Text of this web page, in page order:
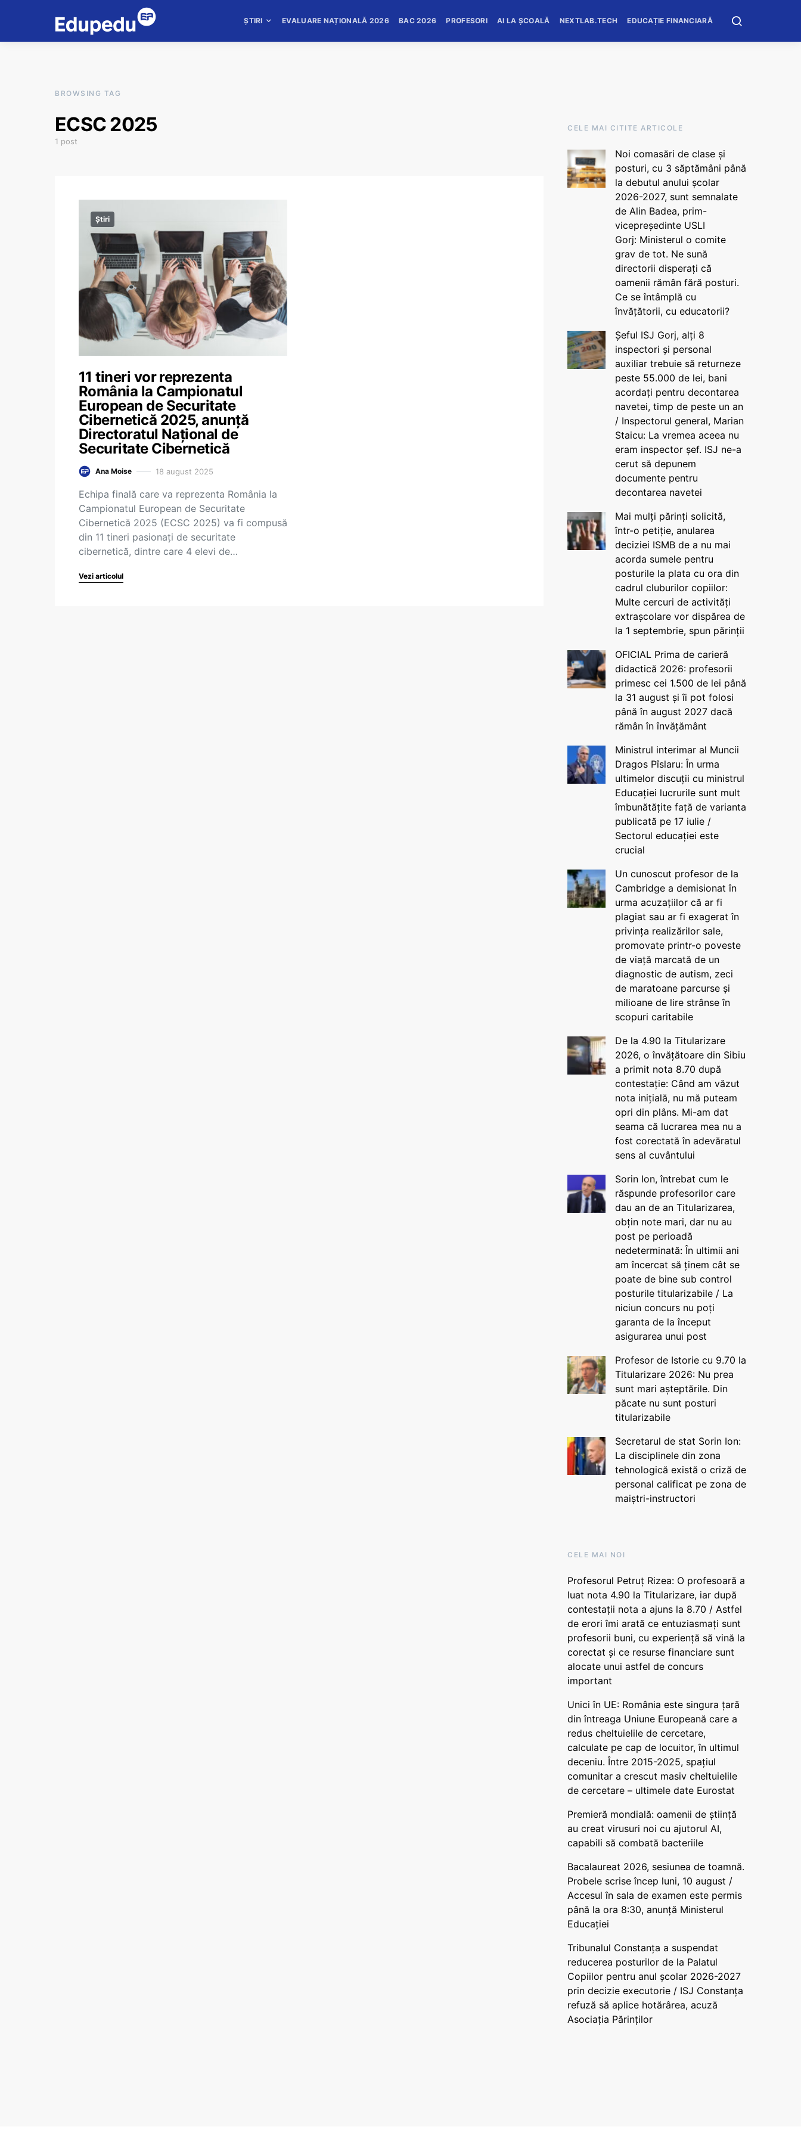
ȘTIRI EVALUARE NAȚIONALĂ 2026 BAC 2026 PROFESORI AI LA ȘCOALĂ NEXTLAB.TECH EDUCAȚIE FINANCIARĂ
BROWSING TAG
ECSC 2025
1 post
Știri
11 tineri vor reprezenta
România la Campionatul
European de Securitate
Cibernetică 2025, anunță
Directoratul Național de
Securitate Cibernetică
Ana Moise 18 august 2025
Echipa finală care va reprezenta România la
Campionatul European de Securitate
Cibernetică 2025 (ECSC 2025) va fi compusă
din 11 tineri pasionaţi de securitate
cibernetică, dintre care 4 elevi de…
Vezi articolul
CELE MAI CITITE ARTICOLE
Noi comasări de clase și
posturi, cu 3 săptămâni până
la debutul anului școlar
2026-2027, sunt semnalate
de Alin Badea, prim-
vicepreședinte USLI
Gorj: Ministerul o comite
grav de tot. Ne sună
directorii disperați că
oamenii rămân fără posturi.
Ce se întâmplă cu
învățătorii, cu educatorii?
Șeful ISJ Gorj, alți 8
inspectori și personal
auxiliar trebuie să returneze
peste 55.000 de lei, bani
acordați pentru decontarea
navetei, timp de peste un an
/ Inspectorul general, Marian
Staicu: La vremea aceea nu
eram inspector șef. ISJ ne-a
cerut să depunem
documente pentru
decontarea navetei
Mai mulți părinți solicită,
într-o petiție, anularea
deciziei ISMB de a nu mai
acorda sumele pentru
posturile la plata cu ora din
cadrul cluburilor copiilor:
Multe cercuri de activități
extrașcolare vor dispărea de
la 1 septembrie, spun părinții
OFICIAL Prima de carieră
didactică 2026: profesorii
primesc cei 1.500 de lei până
la 31 august și îi pot folosi
până în august 2027 dacă
rămân în învățământ
Ministrul interimar al Muncii
Dragos Pîslaru: În urma
ultimelor discuții cu ministrul
Educației lucrurile sunt mult
îmbunătățite față de varianta
publicată pe 17 iulie /
Sectorul educației este
crucial
Un cunoscut profesor de la
Cambridge a demisionat în
urma acuzațiilor că ar fi
plagiat sau ar fi exagerat în
privința realizărilor sale,
promovate printr-o poveste
de viață marcată de un
diagnostic de autism, zeci
de maratoane parcurse și
milioane de lire strânse în
scopuri caritabile
De la 4.90 la Titularizare
2026, o învățătoare din Sibiu
a primit nota 8.70 după
contestație: Când am văzut
nota inițială, nu mă puteam
opri din plâns. Mi-am dat
seama că lucrarea mea nu a
fost corectată în adevăratul
sens al cuvântului
Sorin Ion, întrebat cum le
răspunde profesorilor care
dau an de an Titularizarea,
obțin note mari, dar nu au
post pe perioadă
nedeterminată: În ultimii ani
am încercat să ținem cât se
poate de bine sub control
posturile titularizabile / La
niciun concurs nu poți
garanta de la început
asigurarea unui post
Profesor de Istorie cu 9.70 la
Titularizare 2026: Nu prea
sunt mari așteptările. Din
păcate nu sunt posturi
titularizabile
Secretarul de stat Sorin Ion:
La disciplinele din zona
tehnologică există o criză de
personal calificat pe zona de
maiștri-instructori
CELE MAI NOI
Profesorul Petruț Rizea: O profesoară a
luat nota 4.90 la Titularizare, iar după
contestații nota a ajuns la 8.70 / Astfel
de erori îmi arată ce entuziasmați sunt
profesorii buni, cu experiență să vină la
corectat și ce resurse financiare sunt
alocate unui astfel de concurs
important
Unici în UE: România este singura țară
din întreaga Uniune Europeană care a
redus cheltuielile de cercetare,
calculate pe cap de locuitor, în ultimul
deceniu. Între 2015-2025, spațiul
comunitar a crescut masiv cheltuielile
de cercetare – ultimele date Eurostat
Premieră mondială: oamenii de știință
au creat virusuri noi cu ajutorul AI,
capabili să combată bacteriile
Bacalaureat 2026, sesiunea de toamnă.
Probele scrise încep luni, 10 august /
Accesul în sala de examen este permis
până la ora 8:30, anunță Ministerul
Educației
Tribunalul Constanța a suspendat
reducerea posturilor de la Palatul
Copiilor pentru anul școlar 2026-2027
prin decizie executorie / ISJ Constanța
refuză să aplice hotărârea, acuză
Asociația Părinților